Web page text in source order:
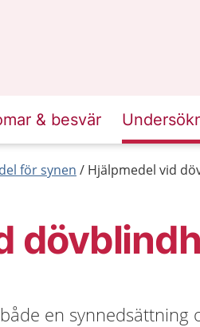
& besvär
för synen Hjälpmedel vid
en synnedsättning